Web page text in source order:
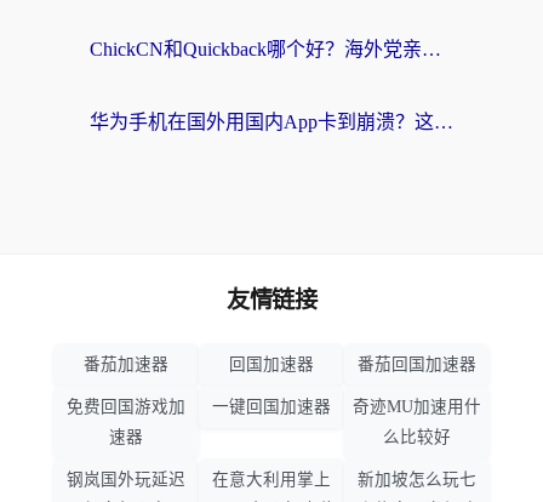
ChickCN和Quickback哪个好？海外党亲测回国加速器，轻松解锁国内资源（附避坑指南）
华为手机在国外用国内App卡到崩溃？这篇加速器指南帮你无缝刷剧打游戏
友情链接
番茄加速器 回国加速器 番茄回国加速器
免费回国游戏加
速器
一键回国加速器
奇迹MU加速用什
么比较好
钢岚国外玩延迟
在意大利用掌上
新加坡怎么玩七